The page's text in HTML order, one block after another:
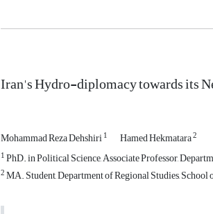
Iran's Hydro-diplomacy towards its
Mohammad Reza Dehshiri1 Hamed Hekmatara2
1PhD. in Political Science, Associate Professor,
2MA. Student, Department of Regional Studies,